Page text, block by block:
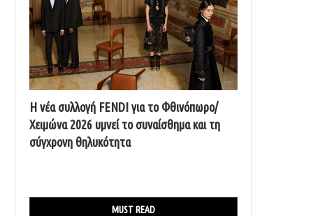
Η νέα συλλογή FENDI για το Φθινόπωρο/
Χειμώνα 2026 υμνεί το συναίσθημα και τη
σύγχρονη θηλυκότητα
MUST READ